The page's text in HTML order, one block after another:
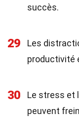
succès.
29
Les
productivité
30
Le stress et
peuvent